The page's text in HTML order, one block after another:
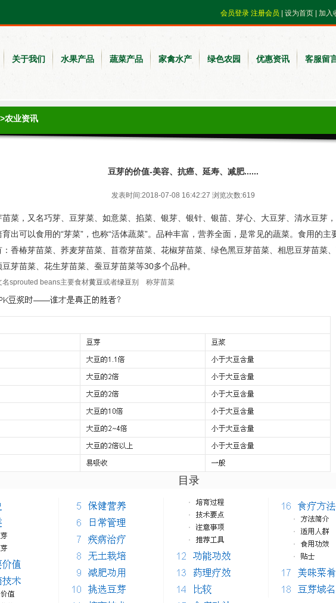
会员登录 注册会员 设为首页 加入
关于我们 水果产品 蔬菜产品 家禽水产 绿色农园 优惠资讯 客服留
农业资讯
豆芽的价值-美容、抗癌、延寿、减肥......
发表时间:2018-07-08 16:42:27 浏览次数:619
菜，又名巧芽、 豆芽菜 、如意菜 、掐菜 、银芽、银针、银苗 、芽心、大豆芽、清水豆芽
出可以食用的“芽菜”，也称“活体蔬菜”。品种丰富，营养全面，是常见的蔬菜。食用的主
：香椿芽苗菜、荞麦芽苗菜、苜蓿芽苗菜、花椒芽苗菜、绿色黑豆芽苗菜、相思豆芽苗菜、
芽苗菜、花生芽苗菜、蚕豆芽苗菜等30多个品种。
名sprouted beans主要食材黄豆或者绿豆别 称芽苗菜
目录